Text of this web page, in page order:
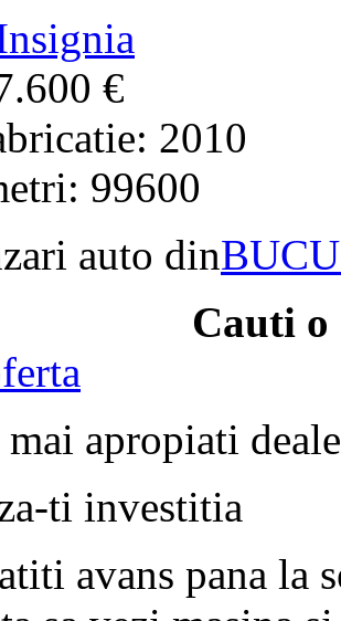
€
2010
99600
auto din
Cauti o
mai apropiati
ti investitia
avans pana la